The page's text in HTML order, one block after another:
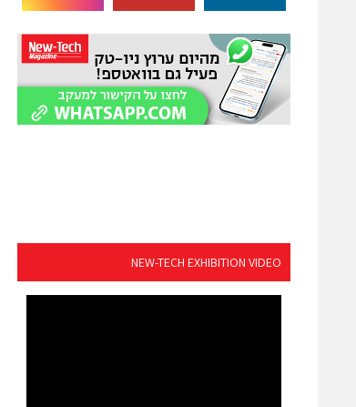
NEW-TECH EXHIBITION VIDEO